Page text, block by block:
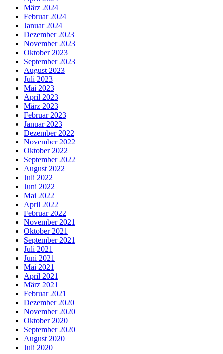
März 2024
Februar 2024
Januar 2024
Dezember 2023
November 2023
Oktober 2023
September 2023
August 2023
Juli 2023
Mai 2023
April 2023
März 2023
Februar 2023
Januar 2023
Dezember 2022
November 2022
Oktober 2022
September 2022
August 2022
Juli 2022
Juni 2022
Mai 2022
April 2022
Februar 2022
November 2021
Oktober 2021
September 2021
Juli 2021
Juni 2021
Mai 2021
April 2021
März 2021
Februar 2021
Dezember 2020
November 2020
Oktober 2020
September 2020
August 2020
Juli 2020